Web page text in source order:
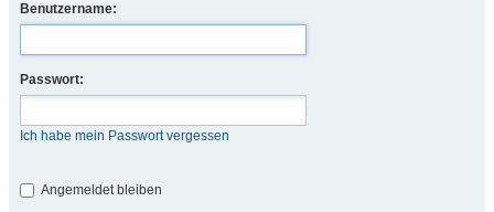
Benutzername:
Passwort:
Ich habe mein Passwort vergessen
Angemeldet bleiben